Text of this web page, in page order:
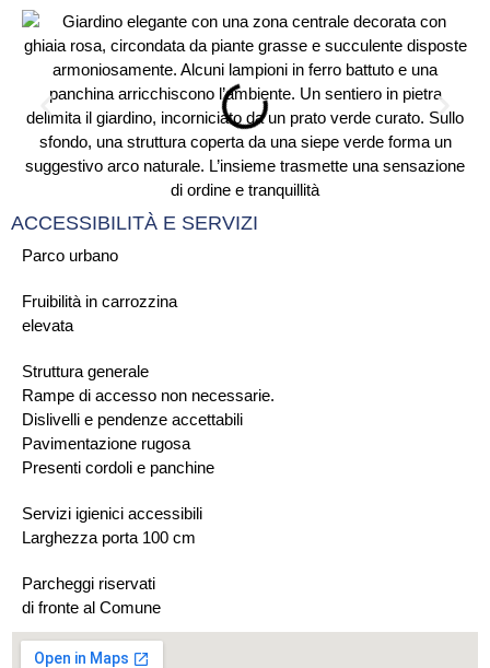
Parco urbano
Fruibilità in carrozzina
elevata
Struttura generale
Rampe di accesso non necessarie.
Dislivelli e pendenze accettabili
Pavimentazione rugosa
Presenti cordoli e panchine
Servizi igienici accessibili
Larghezza porta 100 cm
Parcheggi riservati
di fronte al Comune
ACCESSIBILITÀ E SERVIZI